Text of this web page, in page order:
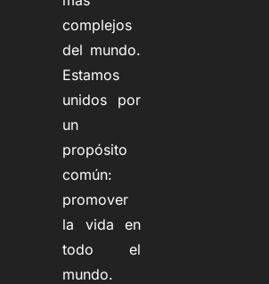
complejos
del mundo.
Estamos
unidos por
un
propósito
común:
promover
la vida en
todo el
mundo.